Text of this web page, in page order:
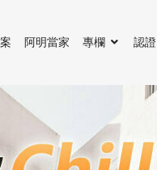
阿明當家 專欄 認證